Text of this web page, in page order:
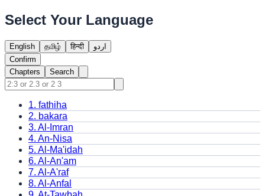
Select Your Language
English தமிழ் हिन्दी
اردو
Confirm
Chapters
Search
1. fathiha
2. bakara
3. Al-Imran
4. An-Nisa
5. Al-Ma'idah
6. Al-An'am
7. Al-A'raf
8. Al-Anfal